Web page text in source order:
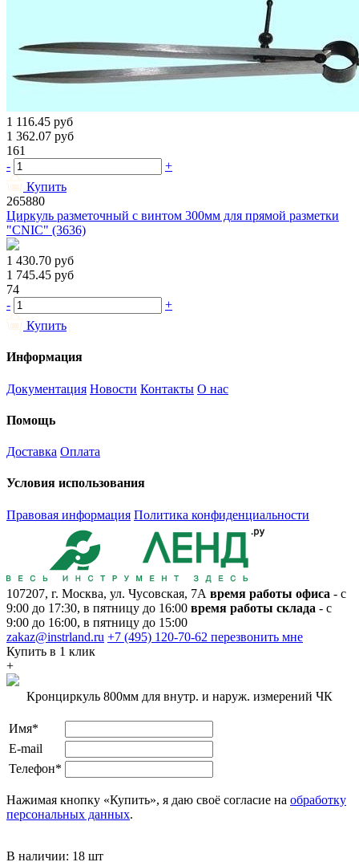
1 116.45 руб
1 362.07 руб
161
-
+
Купить
265880
Циркуль разметочный с винтом 300мм для прямой разметки
"CNIC" (3636)
1 430.70 руб
1 745.45 руб
74
-
+
Купить
Информация
Документация Новости Контакты О нас
Помощь
Доставка Оплата
Условия использования
Правовая информация Политика конфиденциальности
107207, г. Москва, ул. Чусовская, 7А время работы офиса - с
9:00 до 17:30, в пятницу до 16:00 время работы склада - с
9:00 до 16:00, в пятницу до 15:00
zakaz@instrland.ru +7 (495) 120-70-62 перезвонить мне
Купить в 1 клик
+
Кронциркуль 800мм для внутр. и наруж. измерений ЧК
Имя*
E-mail
Телефон*
Нажимая кнопку «Купить», я даю своё согласие на обработку
персональных данных.
В наличии: 18 шт